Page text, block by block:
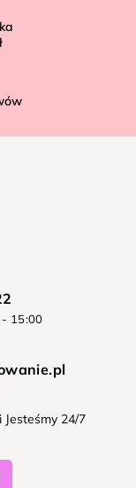
- 15:00
Jesteśmy 24/7
Pinterest